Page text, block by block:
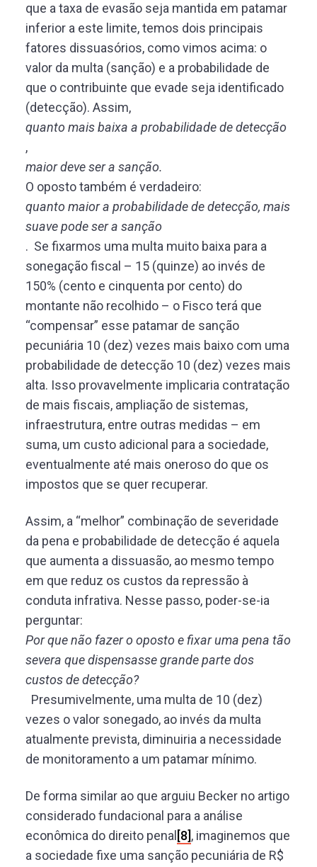
que a taxa de evasão seja mantida em patamar
inferior a este limite, temos dois principais
fatores dissuasórios, como vimos acima: o
valor da multa (sanção) e a probabilidade de
que o contribuinte que evade seja identificado
(detecção). Assim,
quanto mais baixa a probabilidade de detecção
,
maior deve ser a sanção.
O oposto também é verdadeiro:
quanto maior a probabilidade de detecção, mais
suave pode ser a sanção
. Se fixarmos uma multa muito baixa para a
sonegação fiscal – 15 (quinze) ao invés de
150% (cento e cinquenta por cento) do
montante não recolhido – o Fisco terá que
“compensar” esse patamar de sanção
pecuniária 10 (dez) vezes mais baixo com uma
probabilidade de detecção 10 (dez) vezes mais
alta. Isso provavelmente implicaria contratação
de mais fiscais, ampliação de sistemas,
infraestrutura, entre outras medidas – em
suma, um custo adicional para a sociedade,
eventualmente até mais oneroso do que os
impostos que se quer recuperar.
Assim, a “melhor” combinação de severidade
da pena e probabilidade de detecção é aquela
que aumenta a dissuasão, ao mesmo tempo
em que reduz os custos da repressão à
conduta infrativa. Nesse passo, poder-se-ia
perguntar:
Por que não fazer o oposto e fixar uma pena tão
severa que dispensasse grande parte dos
custos de detecção?
Presumivelmente, uma multa de 10 (dez)
vezes o valor sonegado, ao invés da multa
atualmente prevista, diminuiria a necessidade
de monitoramento a um patamar mínimo.
De forma similar ao que arguiu Becker no artigo
considerado fundacional para a análise
econômica do direito penal [8], imaginemos que
a sociedade fixe uma sanção pecuniária de R$